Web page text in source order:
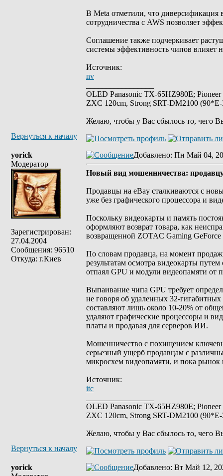
В Meta отметили, что диверсификация
сотрудничества с AWS позволяет
Соглашение также подчеркивает
системы эффективность чипов влияет
Источник:
nv
OLED Panasonic TX-65HZ980E;
ZXC 120cm, Strong SRT-DM2100
Желаю, чтобы у Вас сбылось то, чего
Вернуться к началу
yorick
Модератор
Зарегистрирован:
27.04.2004
Сообщения: 96510
Откуда: г.Киев
Добавлено: Пн Май 04,
Новый вид мошенничества:
Продавцы на eBay сталкиваются с
уже без графического процессора и
Поскольку видеокарты и память
оформляют возврат товара, как
возвращенной ZOTAC Gaming
По словам продавца, на момент
результатам осмотра видеокарты
отпаял GPU и модули видеопамяти от
Выпаивание чипа GPU требует
не говоря об удаленных 32-
составляют лишь около 10-20% от
удаляют графические процессоры и
платы и продавая для серверов ИИ.
Мошенничество с похищением
серьезный ущерб продавцам с
микросхем видеопамяти, и пока рынок
Источник:
itc
OLED Panasonic TX-65HZ980E;
ZXC 120cm, Strong SRT-DM2100
Желаю, чтобы у Вас сбылось то, чего
Вернуться к началу
yorick
Добавлено: Вт Май 12,